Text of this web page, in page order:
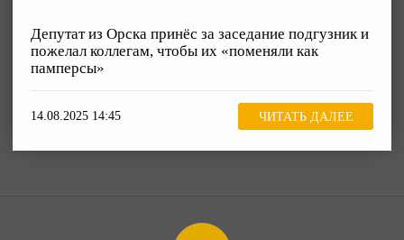
Депутат из Орска принёс за заседание подгузник и
пожелал коллегам, чтобы их «поменяли как
памперсы»
14.08.2025 14:45 ЧИТАТЬ ДАЛЕЕ